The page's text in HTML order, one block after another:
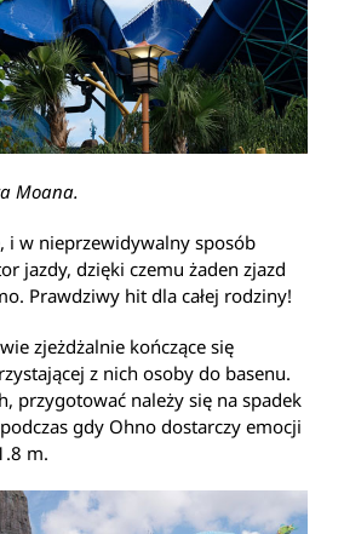
Moana.
i w nieprzewidywalny sposób
jazdy, dzięki czemu żaden zjazd
Prawdziwy hit dla całej rodziny!
zjeżdżalnie kończące się
z nich osoby do basenu.
przygotować należy się na spadek
gdy Ohno dostarczy emocji
m.